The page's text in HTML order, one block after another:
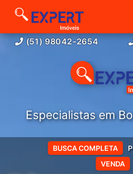
(51) 98042-2654
Especialistas em
VENDA
BUSCA COMPLETA